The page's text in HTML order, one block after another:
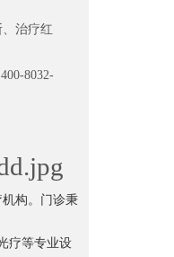
治疗红
8032-
构。门诊秉
疗等专业设